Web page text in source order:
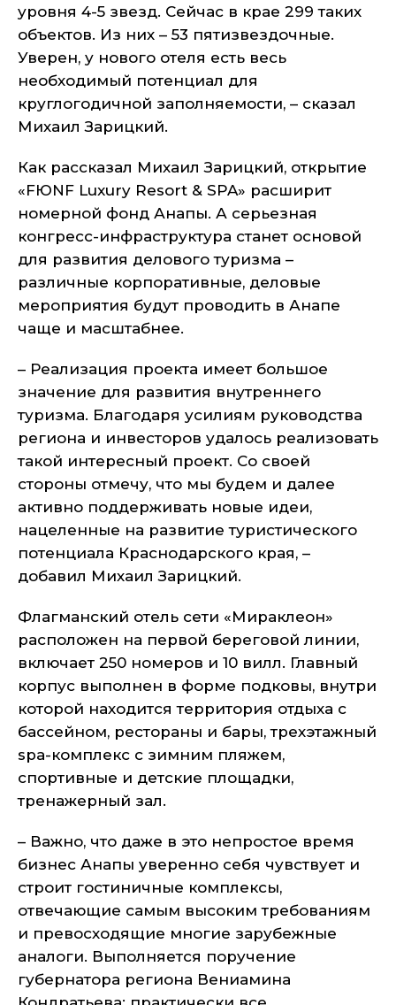
уровня 4-5 звезд. Сейчас в крае 299 таких
объектов. Из них – 53 пятизвездочные.
Уверен, у нового отеля есть весь
необходимый потенциал для
круглогодичной заполняемости, – сказал
Михаил Зарицкий.
Как рассказал Михаил Зарицкий, открытие
«FЮNF Luxury Resort & SPA» расширит
номерной фонд Анапы. А серьезная
конгресс-инфраструктура станет основой
для развития делового туризма –
различные корпоративные, деловые
мероприятия будут проводить в Анапе
чаще и масштабнее.
– Реализация проекта имеет большое
значение для развития внутреннего
туризма. Благодаря усилиям руководства
региона и инвесторов удалось реализовать
такой интересный проект. Со своей
стороны отмечу, что мы будем и далее
активно поддерживать новые идеи,
нацеленные на развитие туристического
потенциала Краснодарского края, –
добавил Михаил Зарицкий.
Флагманский отель сети «Мираклеон»
расположен на первой береговой линии,
включает 250 номеров и 10 вилл. Главный
корпус выполнен в форме подковы, внутри
которой находится территория отдыха с
бассейном, рестораны и бары, трехэтажный
spa-комплекс с зимним пляжем,
спортивные и детские площадки,
тренажерный зал.
– Важно, что даже в это непростое время
бизнес Анапы уверенно себя чувствует и
строит гостиничные комплексы,
отвечающие самым высоким требованиям
и превосходящие многие зарубежные
аналоги. Выполняется поручение
губернатора региона Вениамина